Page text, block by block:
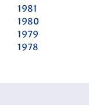
1981
1980
1979
1978